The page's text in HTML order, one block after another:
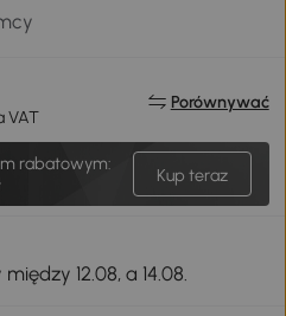
VAT
Porównywać
rabatowym:
Kup teraz
12.08, a 14.08.